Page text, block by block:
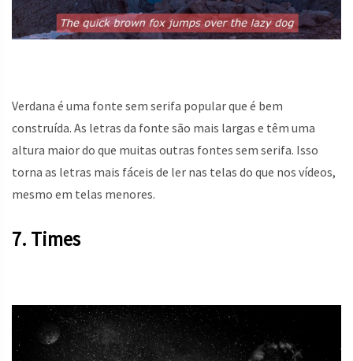
Verdana é uma fonte sem serifa popular que é bem
construída. As letras da fonte são mais largas e têm uma
altura maior do que muitas outras fontes sem serifa. Isso
torna as letras mais fáceis de ler nas telas do que nos vídeos,
mesmo em telas menores.
7. Times